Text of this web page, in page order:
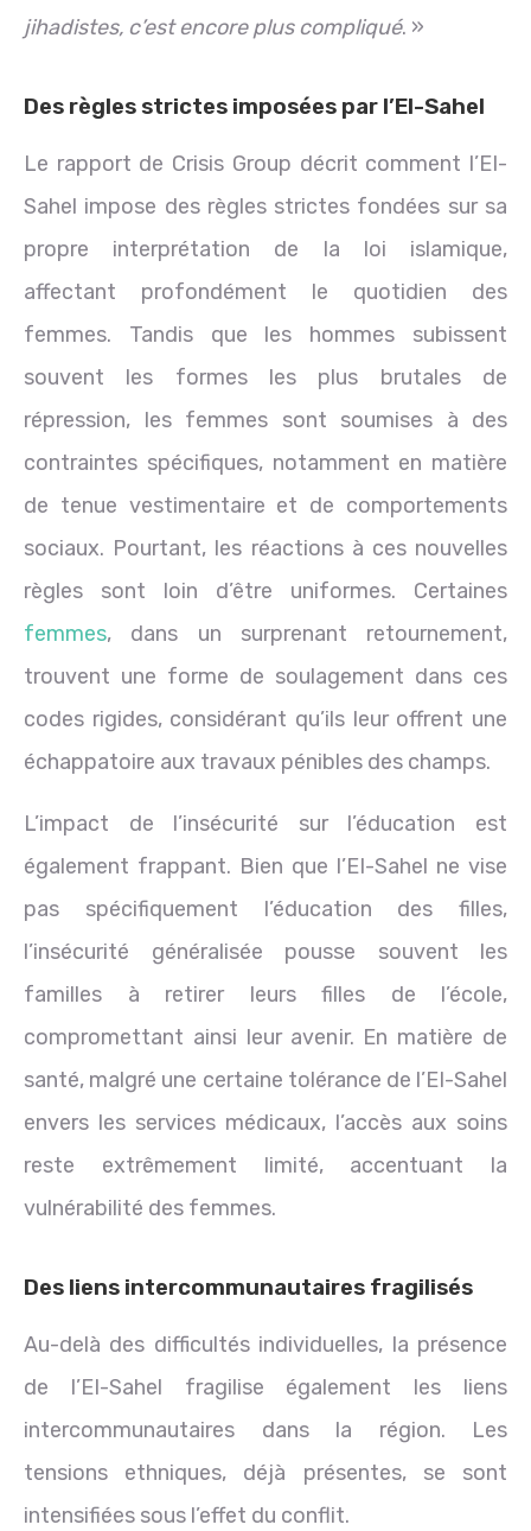
jihadistes, c’est encore plus compliqué. »
Des règles strictes imposées par l’EI-Sahel
Le rapport de Crisis Group décrit comment l’EI-
Sahel impose des règles strictes fondées sur sa
propre interprétation de la loi islamique,
affectant profondément le quotidien des
femmes. Tandis que les hommes subissent
souvent les formes les plus brutales de
répression, les femmes sont soumises à des
contraintes spécifiques, notamment en matière
de tenue vestimentaire et de comportements
sociaux. Pourtant, les réactions à ces nouvelles
règles sont loin d’être uniformes. Certaines
femmes, dans un surprenant retournement,
trouvent une forme de soulagement dans ces
codes rigides, considérant qu’ils leur offrent une
échappatoire aux travaux pénibles des champs.
L’impact de l’insécurité sur l’éducation est
également frappant. Bien que l’EI-Sahel ne vise
pas spécifiquement l’éducation des filles,
l’insécurité généralisée pousse souvent les
familles à retirer leurs filles de l’école,
compromettant ainsi leur avenir. En matière de
santé, malgré une certaine tolérance de l’EI-Sahel
envers les services médicaux, l’accès aux soins
reste extrêmement limité, accentuant la
vulnérabilité des femmes.
Des liens intercommunautaires fragilisés
Au-delà des difficultés individuelles, la présence
de l’EI-Sahel fragilise également les liens
intercommunautaires dans la région. Les
tensions ethniques, déjà présentes, se sont
intensifiées sous l’effet du conflit.